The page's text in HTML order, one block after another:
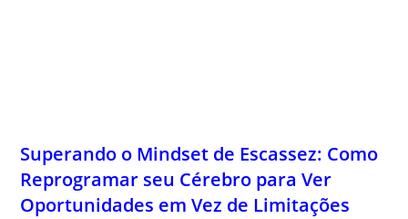
Superando o Mindset de Escassez: Como
Reprogramar seu Cérebro para Ver
Oportunidades em Vez de Limitações